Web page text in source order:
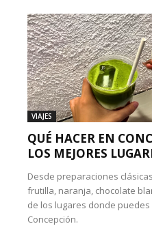
VIAJES
QUÉ HACER EN
LOS MEJORES
Desde preparaciones
frutilla, naranja, chocolate
de los lugares donde
Concepción.